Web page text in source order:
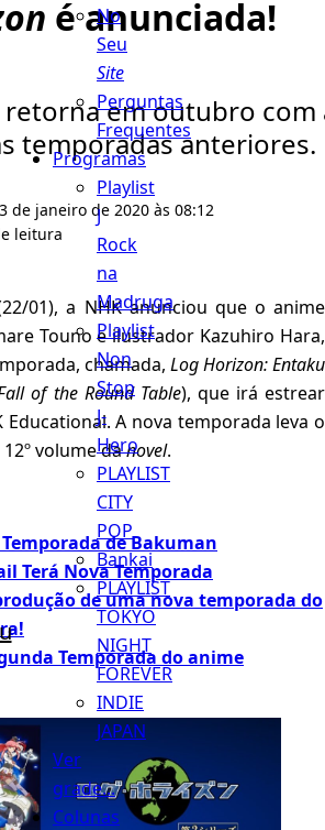
No
Seu
Site
Perguntas
Frequentes
Programas
Playlist
J
Rock
na
Madruga
Playlist
Non
Stop
J-
Hero
PLAYLIST
CITY
POP
Bankai
PLAYLIST
TOKYO
NIGHT
FOREVER
INDIE
JAPAN
Ver
grade...
Colunas
é anunciada!
retorna em outubro com
temporadas anteriores.
de janeiro de 2020 às 08:12
leitura
01), a NHK anunciou que o anime
Touno e ilustrador Kazuhiro Hara,
chamada, Log Horizon: Entaku
of the Round Table), que irá estrear
A nova temporada leva o
volume danovel.
de Bakuman
Terá Nova Temporada
de uma nova temporada do
Temporada do anime